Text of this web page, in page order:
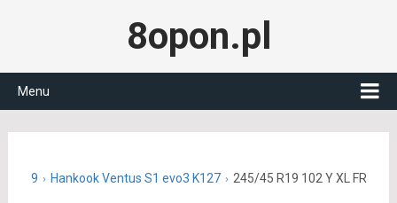
8opon.pl
Menu
R19 Hankook Ventus S1 evo3 K127 245/45 R19 102 Y XL FR